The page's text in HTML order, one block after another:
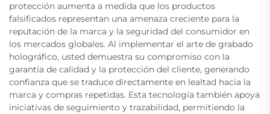
protección aumenta a medida que los productos
falsificados representan una amenaza creciente para la
reputación de la marca y la seguridad del consumidor en
los mercados globales. Al implementar el arte de grabado
holográfico, usted demuestra su compromiso con la
garantía de calidad y la protección del cliente, generando
confianza que se traduce directamente en lealtad hacia la
marca y compras repetidas. Esta tecnología también apoya
iniciativas de seguimiento y trazabilidad, permitiendo la